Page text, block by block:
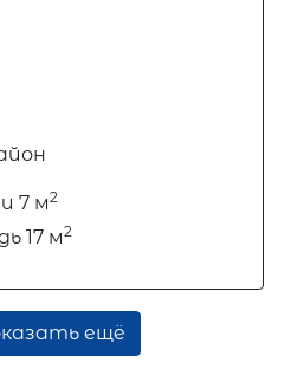
7 м2
17 м2
ещё